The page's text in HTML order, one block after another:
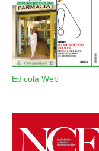
Edicola Web